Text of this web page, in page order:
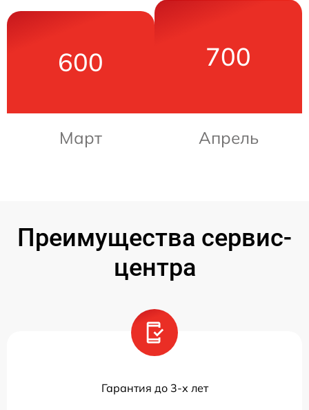
600
Март
700
Апрель
Преимущества сервис-
центра
Гарантия до 3-х лет